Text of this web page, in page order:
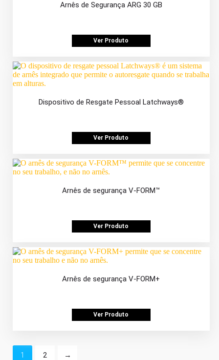
Arnês de Segurança ARG 30 GB
Ver Produto
Dispositivo de Resgate Pessoal Latchways®
Ver Produto
Arnês de segurança V-FORM™
Ver Produto
Arnês de segurança V-FORM+
Ver Produto
1 2 →